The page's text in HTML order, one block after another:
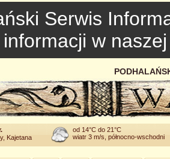
Serwis
w
Kajetana
od 14°C do 21°C
wiatr 3 m/s, północno-wschodni